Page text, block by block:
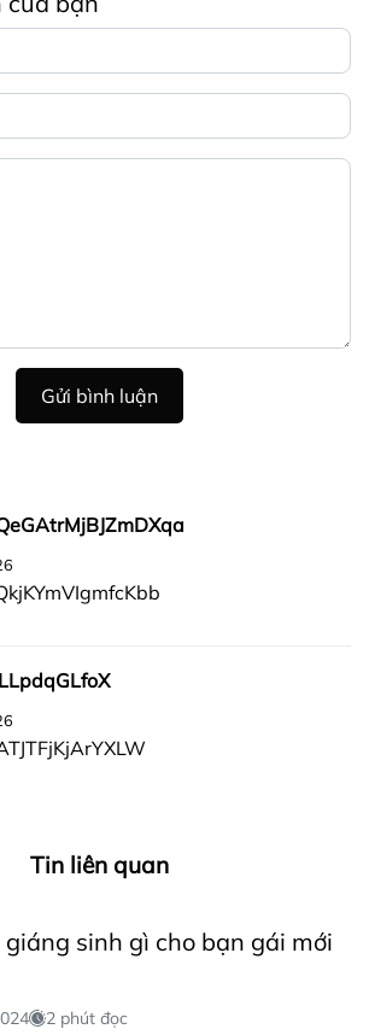
Gửi bình luận
Tin liên quan
sinh gì cho bạn gái mới
2 phút đọc